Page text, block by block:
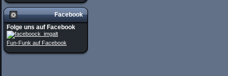
Facebook
Folge uns auf Facebook
Fun-Funk auf Facebook